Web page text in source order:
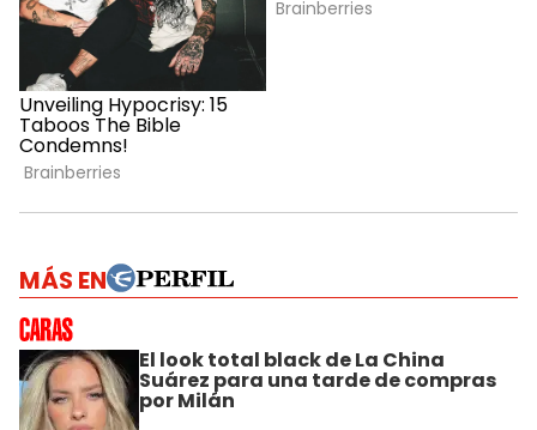
MÁS EN
El look total black de La China
Suárez para una tarde de compras
por Milán